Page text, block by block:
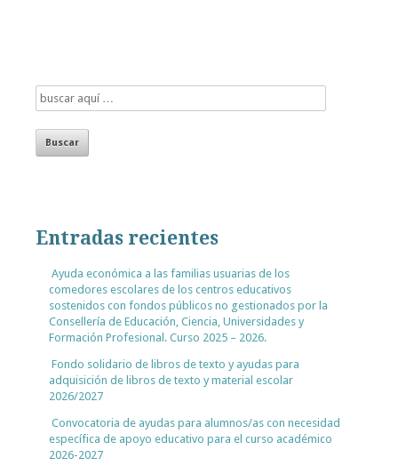
Entradas recientes
Ayuda económica a las familias usuarias de los
comedores escolares de los centros educativos
sostenidos con fondos públicos no gestionados por la
Consellería de Educación, Ciencia, Universidades y
Formación Profesional. Curso 2025 – 2026.
Fondo solidario de libros de texto y ayudas para
adquisición de libros de texto y material escolar
2026/2027
Convocatoria de ayudas para alumnos/as con necesidad
específica de apoyo educativo para el curso académico
2026-2027